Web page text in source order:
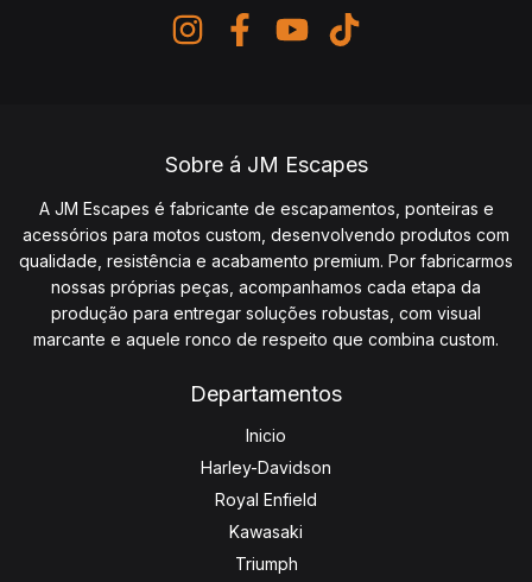
Sobre á JM Escapes
A JM Escapes é fabricante de escapamentos, ponteiras e
acessórios para motos custom, desenvolvendo produtos com
qualidade, resistência e acabamento premium. Por fabricarmos
nossas próprias peças, acompanhamos cada etapa da
produção para entregar soluções robustas, com visual
marcante e aquele ronco de respeito que combina custom.
Departamentos
Inicio
Harley-Davidson
Royal Enfield
Kawasaki
Triumph